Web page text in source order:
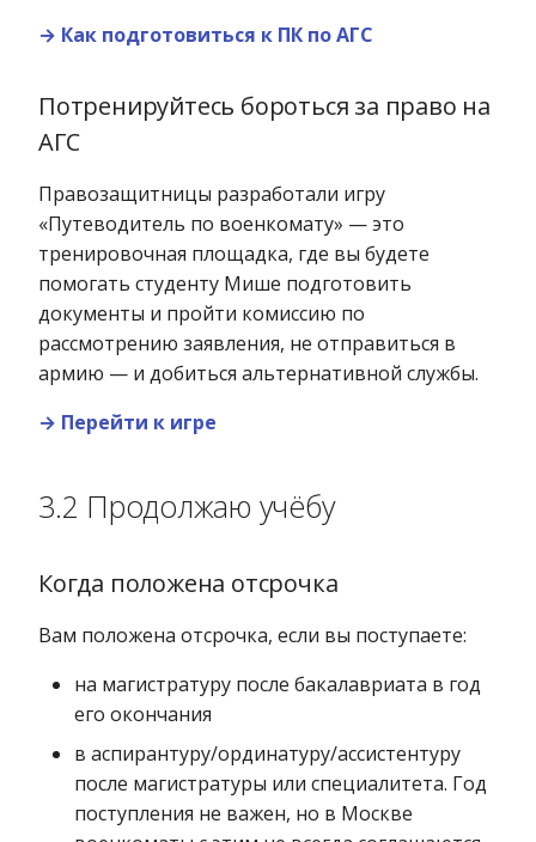
→ Как подготовиться к ПК по АГС
Потренируйтесь бороться за право на
АГС
Правозащитницы разработали игру
«Путеводитель по военкомату» — это
тренировочная площадка, где вы будете
помогать студенту Мише подготовить
документы и пройти комиссию по
рассмотрению заявления, не отправиться в
армию — и добиться альтернативной службы.
→ Перейти к игре
3.2 Продолжаю учёбу
Когда положена отсрочка
Вам положена отсрочка, если вы поступаете:
на магистратуру после бакалавриата в год
его окончания
в аспирантуру/ординатуру/ассистентуру
после магистратуры или специалитета. Год
поступления не важен, но в Москве